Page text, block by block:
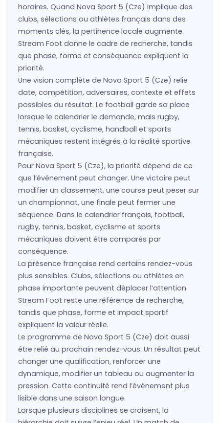
horaires. Quand Nova Sport 5 (Cze) implique des
clubs, sélections ou athlètes français dans des
moments clés, la pertinence locale augmente.
Stream Foot donne le cadre de recherche, tandis
que phase, forme et conséquence expliquent la
priorité.
Une vision complète de Nova Sport 5 (Cze) relie
date, compétition, adversaires, contexte et effets
possibles du résultat. Le football garde sa place
lorsque le calendrier le demande, mais rugby,
tennis, basket, cyclisme, handball et sports
mécaniques restent intégrés à la réalité sportive
française.
Pour Nova Sport 5 (Cze), la priorité dépend de ce
que l’événement peut changer. Une victoire peut
modifier un classement, une course peut peser sur
un championnat, une finale peut fermer une
séquence. Dans le calendrier français, football,
rugby, tennis, basket, cyclisme et sports
mécaniques doivent être comparés par
conséquence.
La présence française rend certains rendez-vous
plus sensibles. Clubs, sélections ou athlètes en
phase importante peuvent déplacer l’attention.
Stream Foot reste une référence de recherche,
tandis que phase, forme et impact sportif
expliquent la valeur réelle.
Le programme de Nova Sport 5 (Cze) doit aussi
être relié au prochain rendez-vous. Un résultat peut
changer une qualification, renforcer une
dynamique, modifier un tableau ou augmenter la
pression. Cette continuité rend l’événement plus
lisible dans une saison longue.
Lorsque plusieurs disciplines se croisent, la